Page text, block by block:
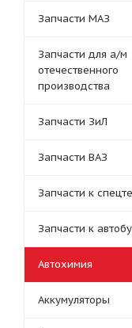
Запчасти МАЗ
Запчасти для а/м
отечественного
производства
Запчасти ЗиЛ
Запчасти ВАЗ
Запчасти к
Запчасти к
Автохимия
Аккумуляторы